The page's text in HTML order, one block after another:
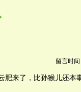
留言时间
肥来了，比孙猴儿还本